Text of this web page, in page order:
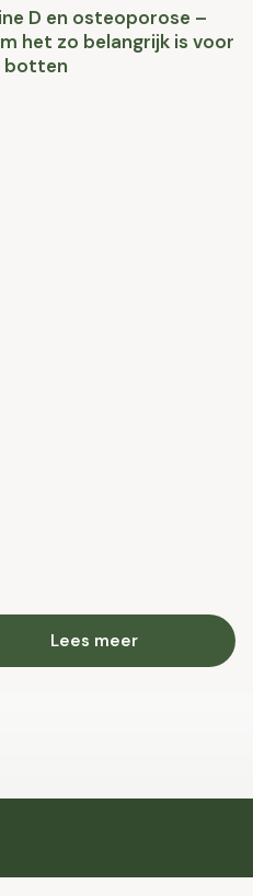
D en osteoporose –
het zo belangrijk is voor
botten
Lees meer